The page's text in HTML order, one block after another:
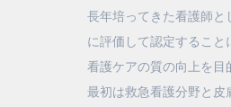
長年培ってきた看護師
に評価して認定するこ
看護ケアの質の向上を目
最初は救急看護分野と皮